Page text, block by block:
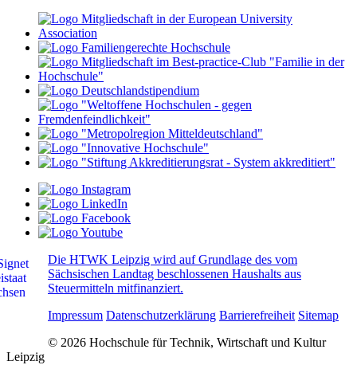
Die HTWK Leipzig wird auf Grundlage des vom
Sächsischen Landtag beschlossenen Haushalts aus
Steuermitteln mitfinanziert.
Impressum Datenschutzerklärung Barrierefreiheit Sitemap
© 2026 Hochschule für Technik, Wirtschaft und Kultur
Leipzig